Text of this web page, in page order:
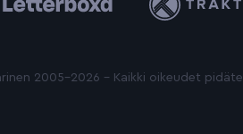
Trakt
2005-2026 - Kaikki oikeudet